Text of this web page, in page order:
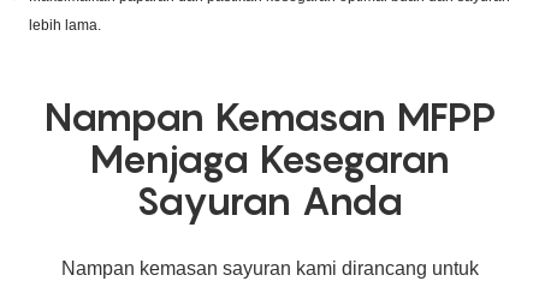
lebih lama.
Nampan Kemasan MFPP
Menjaga Kesegaran
Sayuran Anda
Nampan kemasan sayuran kami dirancang untuk